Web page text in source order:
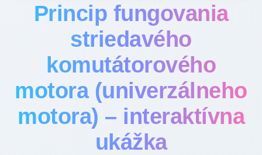
Princip fungovania
striedavého
komutátorového
motora (univerzálneho
motora) – interaktívna
ukážka